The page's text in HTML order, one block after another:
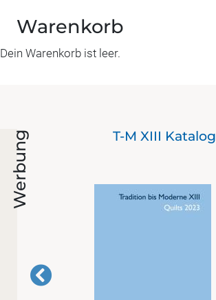
Warenkorb
Dein Warenkorb ist leer.
Werbung T-M XIII Katalog